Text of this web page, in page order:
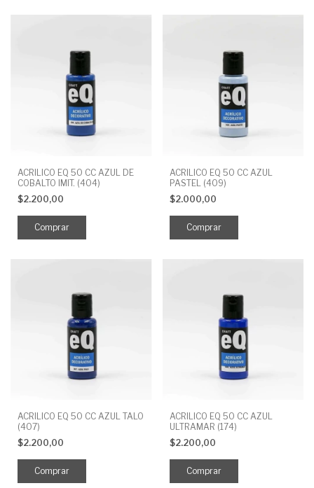
ACRILICO EQ 50 CC AZUL DE
COBALTO IMIT. (404)
$2.200,00
ACRILICO EQ 50 CC AZUL
PASTEL (409)
$2.000,00
ACRILICO EQ 50 CC AZUL TALO
(407)
$2.200,00
ACRILICO EQ 50 CC AZUL
ULTRAMAR (174)
$2.200,00